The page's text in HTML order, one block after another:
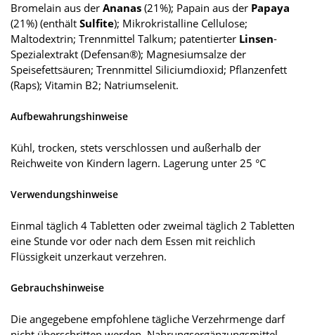
Bromelain aus der Ananas (21%); Papain aus der Papaya
(21%) (enthält Sulfite); Mikrokristalline Cellulose;
Maltodextrin; Trennmittel Talkum; patentierter Linsen-
Spezialextrakt (Defensan®); Magnesiumsalze der
Speisefettsäuren; Trennmittel Siliciumdioxid; Pflanzenfett
(Raps); Vitamin B2; Natriumselenit.
Aufbewahrungshinweise
Kühl, trocken, stets verschlossen und außerhalb der
Reichweite von Kindern lagern. Lagerung unter 25 °C
Verwendungshinweise
Einmal täglich 4 Tabletten oder zweimal täglich 2 Tabletten
eine Stunde vor oder nach dem Essen mit reichlich
Flüssigkeit unzerkaut verzehren.
Gebrauchshinweise
Die angegebene empfohlene tägliche Verzehrmenge darf